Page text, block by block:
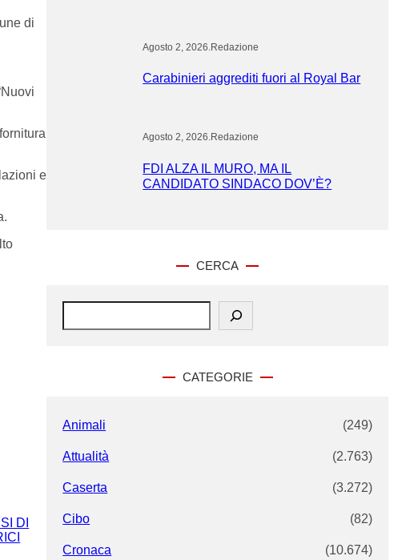
di
e
DI
Agosto 2, 2026 Redazione
Carabinieri aggrediti fuori al Royal Bar
Agosto 2, 2026.Redazione
FDI ALZA IL MURO, MA IL
CANDIDATO SINDACO DOV’È?
CERCA
S
CATEGORIE
Animali (249)
Attualità (2.763)
Caserta (3.272)
Cibo (82)
Cronaca (10.674)